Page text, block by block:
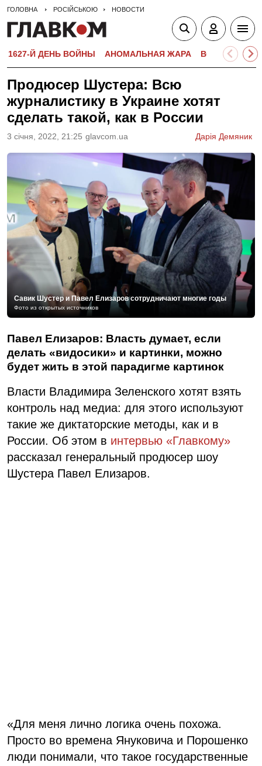
ГОЛОВНА РОСІЙСЬКОЮ НОВОСТИ
1627-Й ДЕНЬ ВОЙНЫ АНОМАЛЬНАЯ ЖАРА
Продюсер Шустера: Всю
журналистику в Украине хотят
сделать такой, как в России
3 сiчня, 2022, 21:25 glavcom.ua Дарія Демяник
Савик Шустер и Павел Елизаров сотрудничают многие годы
Фото из открытых источников
Павел Елизаров: Власть думает, если
делать «видосики» и картинки, можно
будет жить в этой парадигме картинок
Власти Владимира Зеленского хотят взять
контроль над медиа: для этого используют
такие же диктаторские методы, как и в
России. Об этом в интервью «Главкому»
рассказал генеральный продюсер шоу
Шустера Павел Елизаров.
«Для меня лично логика очень похожа.
Просто во времена Януковича и Порошенко
люди понимали, что такое государственные